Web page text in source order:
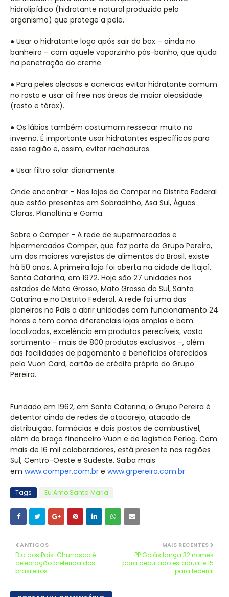
hidrolipídico (hidratante natural produzido pelo
organismo) que protege a pele.
● Usar o hidratante logo após sair do box – ainda no
banheiro – com aquele vaporzinho pós-banho, que ajuda
na penetração do creme.
● Para peles oleosas e acneicas evitar hidratante comum
no rosto e usar oil free nas áreas de maior oleosidade
(rosto e tórax).
● Os lábios também costumam ressecar muito no
inverno. É importante usar hidratantes específicos para
essa região e, assim, evitar rachaduras.
● Usar filtro solar diariamente.
Onde encontrar – Nas lojas do Comper no Distrito Federal
que estão presentes em Sobradinho, Asa Sul, Águas
Claras, Planaltina e Gama.
Sobre o Comper - A rede de supermercados e
hipermercados Comper, que faz parte do Grupo Pereira,
um dos maiores varejistas de alimentos do Brasil, existe
há 50 anos. A primeira loja foi aberta na cidade de Itajaí,
Santa Catarina, em 1972. Hoje são 27 unidades nos
estados de Mato Grosso, Mato Grosso do Sul, Santa
Catarina e no Distrito Federal. A rede foi uma das
pioneiras no País a abrir unidades com funcionamento 24
horas e tem como diferenciais lojas amplas e bem
localizadas, excelência em produtos perecíveis, vasto
sortimento – mais de 800 produtos exclusivos –, além
das facilidades de pagamento e benefícios oferecidos
pelo Vuon Card, cartão de crédito próprio do Grupo
Pereira.
Fundado em 1962, em Santa Catarina, o Grupo Pereira é
detentor ainda de redes de atacarejo, atacado de
distribuição, farmácias e dois postos de combustível,
além do braço financeiro Vuon e de logística Perlog. Com
mais de 16 mil colaboradores, está presente nas regiões
Sul, Centro-Oeste e Sudeste. Saiba mais
em www.comper.com.br e www.grpereira.com.br.
Tags Eu Amo Santa Maria
MAIS RECENTES
PP Goiás lança 32 nomes
para deputado estadual e 15
para federal
ANTIGOS
Dia dos Pais: Churrasco é
celebração preferida dos
brasileiros